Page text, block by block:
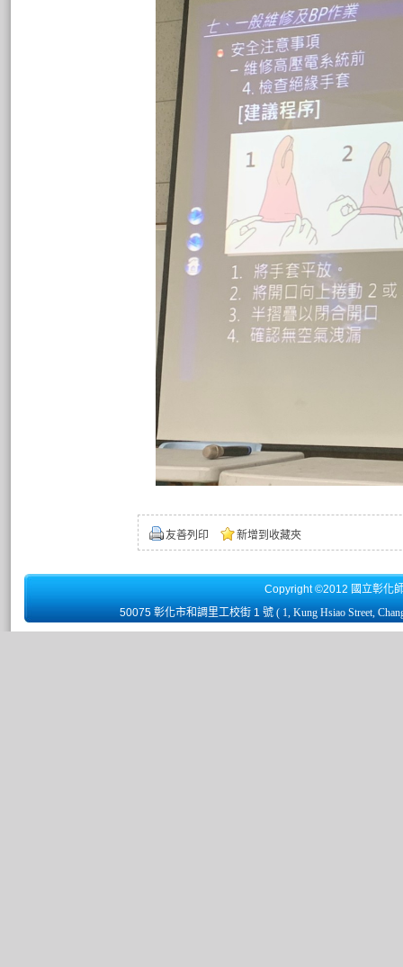
友善列印 新增到收藏夾
Copyright ©2012 國立彰化
50075 彰化市和調里工校街 1 號 ( 1, Kung Hsiao Street,